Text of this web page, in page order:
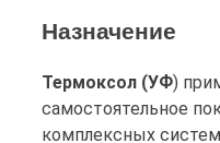
Назначение
Термоксол (УФ)
самостоятельное
комплексных